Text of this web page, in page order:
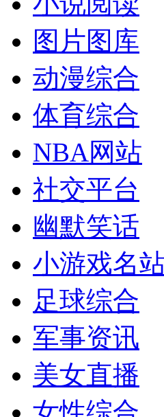
图片图库
动漫综合
体育综合
NBA网站
社交平台
幽默笑话
小游戏名
足球综合
军事资讯
美女直播